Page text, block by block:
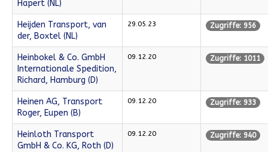
Hapert (NL)
Heijden Transport, van
der, Boxtel (NL)
29.05.23 Zugriffe: 956
Heinbokel & Co. GmbH
Internationale Spedition,
Richard, Hamburg (D)
09.12.20 Zugriffe: 1011
Heinen AG, Transport
Roger, Eupen (B)
09.12.20 Zugriffe: 933
Heinloth Transport
GmbH & Co. KG, Roth (D)
09.12.20 Zugriffe: 940